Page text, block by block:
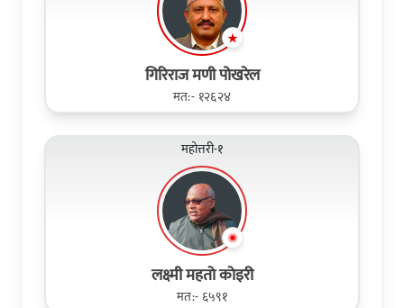
गिरिराज मणी पोखरेल
मत:- १२६२४
महोत्तरी-१
लक्ष्मी महताे काेइरी
मत:- ६५९१